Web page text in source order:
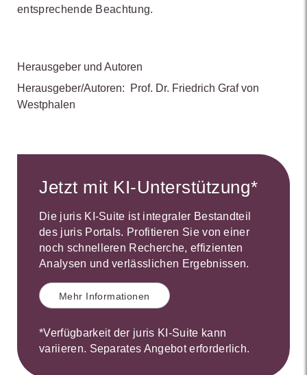
entsprechende Beachtung.
Herausgeber und Autoren
Herausgeber/Autoren:
Prof. Dr. Friedrich Graf von
Westphalen
Jetzt mit KI-Unterstützung*
Die juris KI-Suite ist integraler Bestandteil
des juris Portals. Profitieren Sie von einer
noch schnelleren Recherche, effizienten
Analysen und verlässlichen Ergebnissen.
Mehr Informationen
*Verfügbarkeit der juris KI-Suite kann
variieren. Separates Angebot erforderlich.